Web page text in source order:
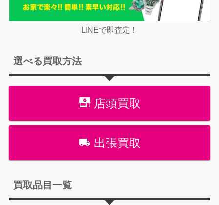
LINEで即査定！
選べる買取方法
店頭買取
出張買取
買取品目一覧